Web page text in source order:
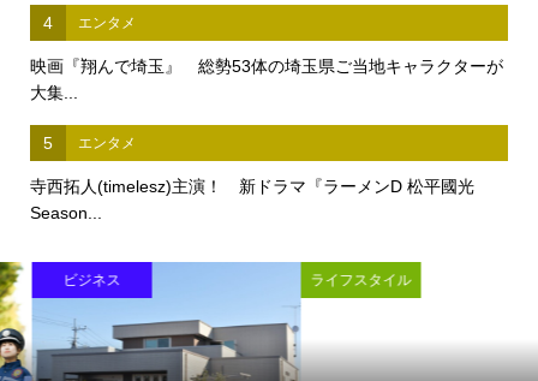
4 エンタメ
映画『翔んで埼玉』 総勢53体の埼玉県ご当地キャラクターが
大集...
5 エンタメ
寺西拓人(timelesz)主演！ 新ドラマ『ラーメンD 松平國光
Season...
ビジネス ライフスタイル